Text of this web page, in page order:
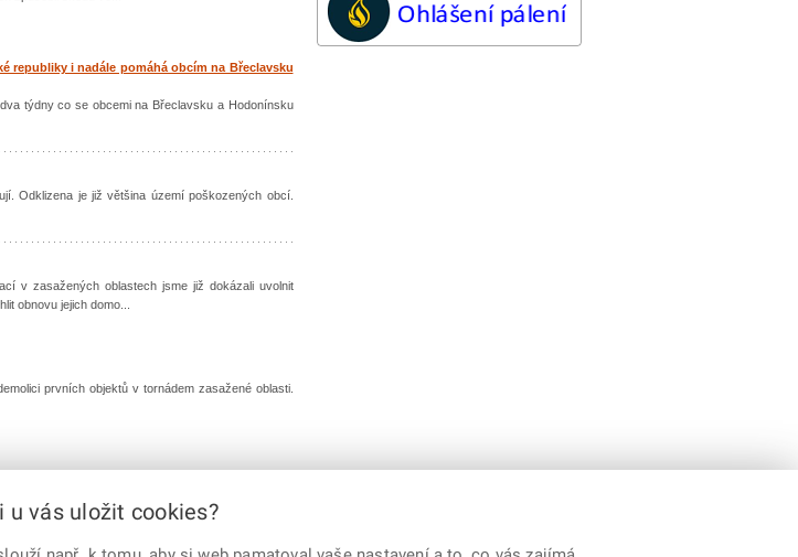
republiky i nadále pomáhá obcím na Břeclavsku
týdny co se obcemi na Břeclavsku a Hodonínsku
Odklizena je již většina území poškozených obcí.
v zasažených oblastech jsme již dokázali uvolnit
obnovu jejich domo...
prvních objektů v tornádem zasažené oblasti.
100 101 102 103 104 ... 149
u vás uložit cookies?